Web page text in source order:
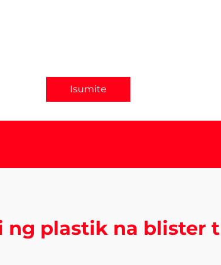
Isumite
ng plastik na blister